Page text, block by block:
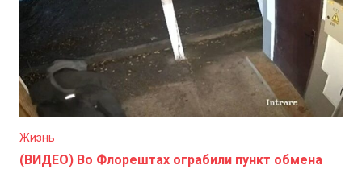
Жизнь
(ВИДЕО) Во Флорештах ограбили пункт обмена